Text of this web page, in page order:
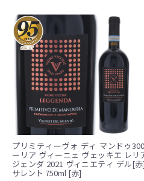
プリミティーヴォ ディ マンドゥ
ーリア ヴィーニェ ヴェッキエ レ
ジェンダ 2021 ヴィニエティ デル
サレント 750ml [赤]
リ
[